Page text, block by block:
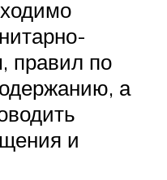
правил по
а
и